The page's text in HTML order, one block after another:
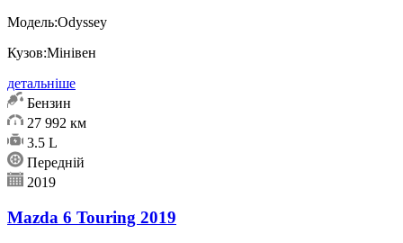
Модель:Odyssey
Кузов:Мінівен
детальніше
Бензин
27 992 км
3.5 L
Передній
2019
Mazda 6 Touring 2019